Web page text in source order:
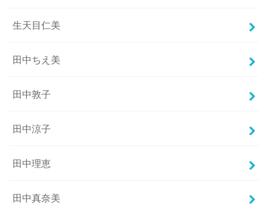
生天目仁美
田中ちえ美
田中敦子
田中涼子
田中理恵
田中真奈美